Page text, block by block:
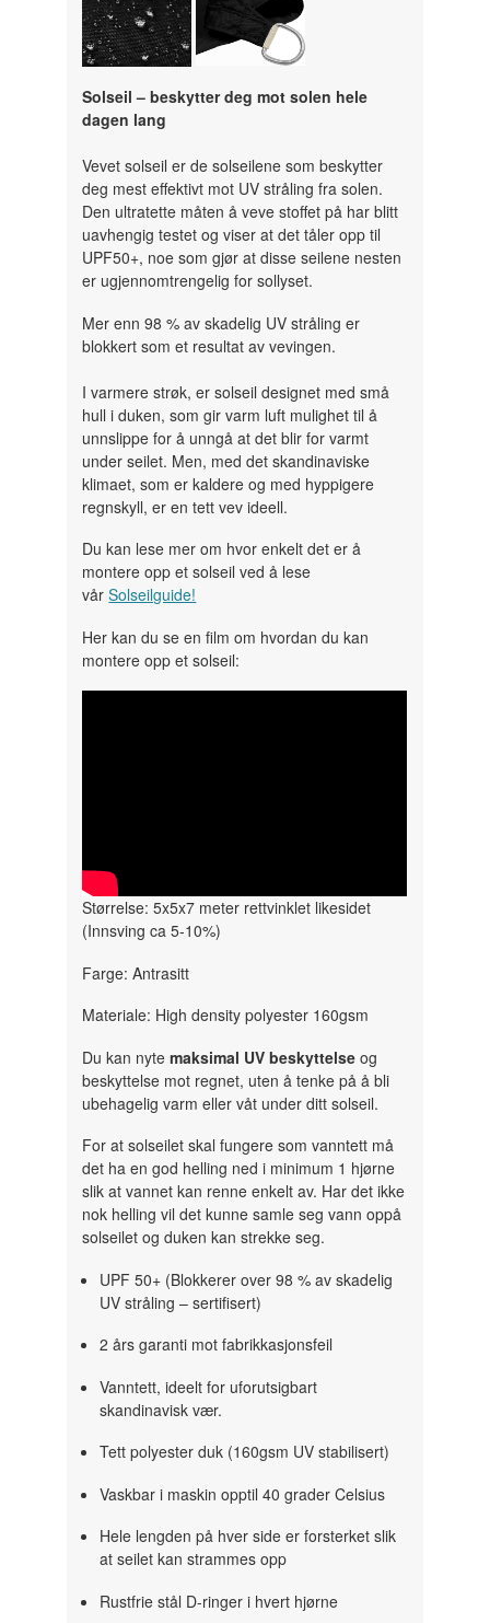
Solseil – beskytter deg mot solen hele
dagen lang
Vevet solseil er de solseilene som beskytter
deg mest effektivt mot UV stråling fra solen.
Den ultratette måten å veve stoffet på har blitt
uavhengig testet og viser at det tåler opp til
UPF50+, noe som gjør at disse seilene nesten
er ugjennomtrengelig for sollyset.
Mer enn 98 % av skadelig UV stråling er
blokkert som et resultat av vevingen.
I varmere strøk, er solseil designet med små
hull i duken, som gir varm luft mulighet til å
unnslippe for å unngå at det blir for varmt
under seilet. Men, med det skandinaviske
klimaet, som er kaldere og med hyppigere
regnskyll, er en tett vev ideell.
Du kan lese mer om hvor enkelt det er å
montere opp et solseil ved å lese
vårSolseilguide!
Her kan du se en film om hvordan du kan
montere opp et solseil:
" width="300" height="150">
Størrelse: 5x5x7 meter rettvinklet likesidet
(Innsving ca 5-10%)
Farge: Antrasitt
Materiale: High density polyester 160gsm
Du kan nytemaksimal UV beskyttelse og
beskyttelse mot regnet, uten å tenke på å bli
ubehagelig varm eller våt under ditt solseil.
For at solseilet skal fungere som vanntett må
det ha en god helling ned i minimum 1 hjørne
slik at vannet kan renne enkelt av. Har det ikke
nok helling vil det kunne samle seg vann oppå
solseilet og duken kan strekke seg.
UPF 50+ (Blokkerer over 98 % av skadelig
UV stråling – sertifisert)
2 års garanti mot fabrikkasjonsfeil
Vanntett, ideelt for uforutsigbart
skandinavisk vær.
Tett polyester duk (160gsm UV stabilisert)
Vaskbar i maskin opptil 40 grader Celsius
Hele lengden på hver side er forsterket slik
at seilet kan strammes opp
Rustfrie stål D-ringer i hvert hjørne